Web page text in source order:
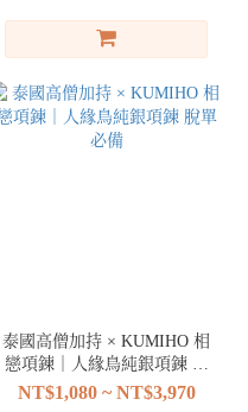
泰國高僧加持 × KUMIHO 相
戀項鍊｜人緣鳥純銀項鍊 脫
單必備
NT$1,080 ~ NT$3,970